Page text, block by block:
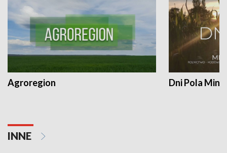
Agroregion Dni Pola
INNE